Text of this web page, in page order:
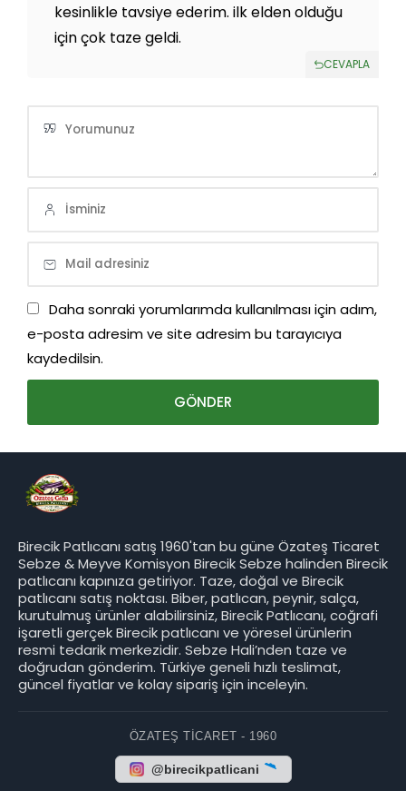
kesinlikle tavsiye ederim. ilk elden olduğu
için çok taze geldi.
CEVAPLA
Daha sonraki yorumlarımda kullanılması için adım,
e-posta adresim ve site adresim bu tarayıcıya
kaydedilsin.
Birecik Patlıcanı satış 1960'tan bu güne Özateş Ticaret
Sebze & Meyve Komisyon Birecik Sebze halinden Birecik
patlıcanı kapınıza getiriyor. Taze, doğal ve Birecik
patlıcanı satış noktası. Biber, patlıcan, peynir, salça,
kurutulmuş ürünler alabilirsiniz, Birecik Patlıcanı, coğrafi
işaretli gerçek Birecik patlıcanı ve yöresel ürünlerin
resmi tedarik merkezidir. Sebze Hali’nden taze ve
doğrudan gönderim. Türkiye geneli hızlı teslimat,
güncel fiyatlar ve kolay sipariş için inceleyin.
ÖZATEŞ TICARET - 1960
@birecikpatlicani